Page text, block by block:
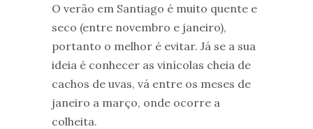
O verão em Santiago é muito quente e
seco (entre novembro e janeiro),
portanto o melhor é evitar. Já se a sua
ideia é conhecer as vinícolas cheia de
cachos de uvas, vá entre os meses de
janeiro a março, onde ocorre a
colheita.